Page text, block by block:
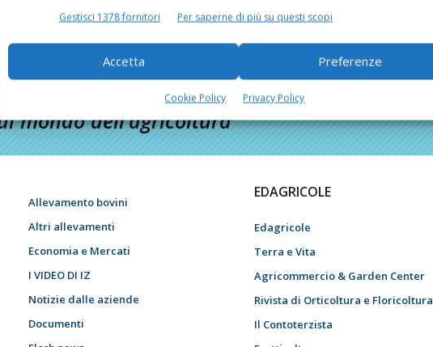
Gestisci 1378 fornitori Per saperne di più su questi scopi
Accetta Preferenze
Cookie Policy Privacy Policy
mondo dell’agricoltura
Allevamento bovini
Altri allevamenti
Economia e Mercati
I VIDEO DI IZ
Notizie dalle aziende
Documenti
EDAGRICOLE
Edagricole
Terra e Vita
Agricommercio & Garden Center
Rivista di Orticoltura e Floricoltura
Il Contoterzista